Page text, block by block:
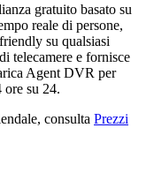
gratuito basato su
reale di persone,
su qualsiasi
telecamere e fornisce
Agent DVR per
ore su 24.
consulta Prezzi